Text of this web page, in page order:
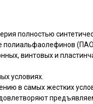
полностью
полиальфаолефинов
винтовых и
условиях.
в самых жестких